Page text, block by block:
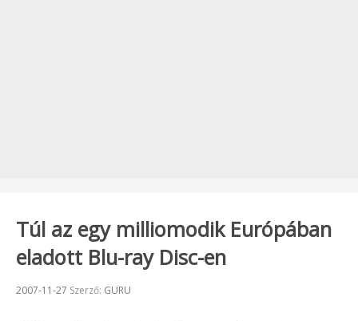
Túl az egy milliomodik Európában
eladott Blu-ray Disc-en
Beküldve:
2007-11-27 Szerző: GURU